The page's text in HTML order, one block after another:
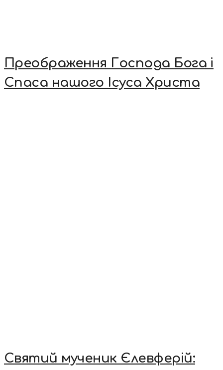
Преображення Господа Бога і
Спаса нашого Ісуса Христа
Святий мученик Єлевферій: